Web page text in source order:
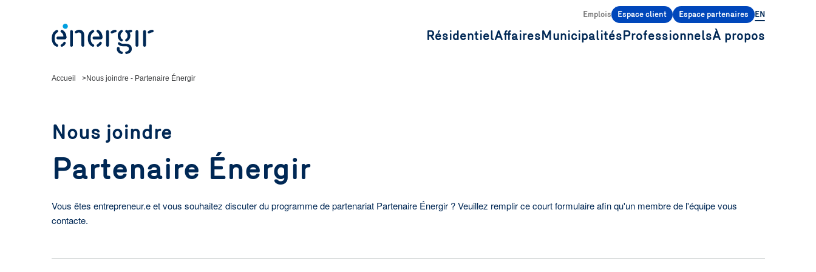
Emplois Espace client Espace partenaires EN
RésidentielAffairesMunicipalitésProfessionnelsÀ propos
Accueil Nous joindre - Partenaire Énergir
Nous joindre
Partenaire Énergir
Vous êtes entrepreneur.e et vous souhaitez discuter du programme de partenariat Partenaire Énergir ? Veuillez remplir ce court formulaire afin qu'un membre de l'équipe vous
contacte.